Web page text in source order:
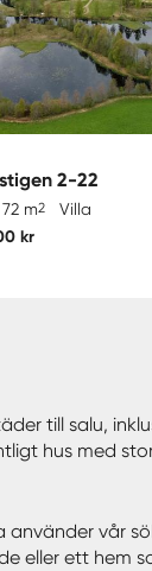
2-22
72 m2 Villa
kr
till salu,
hus med
använder vår
eller ett hem